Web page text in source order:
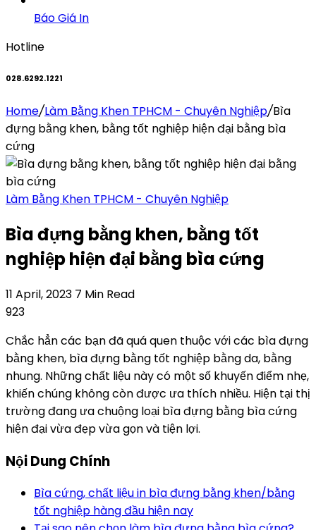
Báo Giá In
Hotline
028.6292.1221
Home/Làm Bằng Khen TPHCM - Chuyên Nghiệp/Bìa
đựng bằng khen, bằng tốt nghiệp hiện đại bằng bìa
cứng
Làm Bằng Khen TPHCM - Chuyên Nghiệp
Bìa đựng bằng khen, bằng tốt
nghiệp hiện đại bằng bìa cứng
11 April, 2023 7 Min Read
923
Chắc hẳn các bạn đã quá quen thuộc với các bìa đựng
bằng khen, bìa đựng bằng tốt nghiệp bằng da, bằng
nhung. Những chất liệu này có một số khuyến điểm nhẹ,
khiến chúng không còn được ưa thích nhiều. Hiện tại thị
trường đang ưa chuộng loại bìa đựng bằng bìa cứng
hiện đại vừa đẹp vừa gọn và tiện lợi.
Nội Dung Chính
Bìa cứng, chất liệu in bìa đựng bằng khen/bằng
tốt nghiệp hàng đầu hiện nay